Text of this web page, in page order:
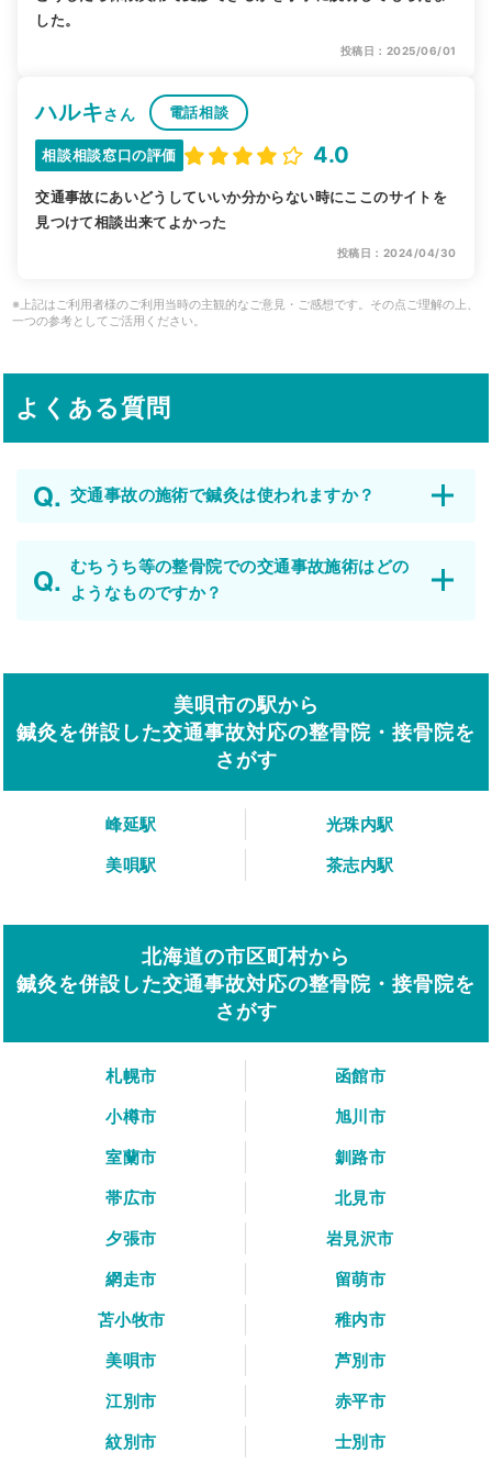
した。
投稿日：2025/06/01
ハルキさん 電話相談
相談相談窓口の評価 4.0
交通事故にあいどうしていいか分からない時にここのサイトを
見つけて相談出来てよかった
投稿日：2024/04/30
※上記はご利用者様のご利用当時の主観的なご意見・ご感想です。その点ご理解の上、
一つの参考としてご活用ください。
よくある質問
交通事故の施術で鍼灸は使われますか？
むちうち等の整骨院での交通事故施術はどの
ようなものですか？
美唄市の駅から
鍼灸を併設した交通事故対応の整骨院・接骨院を
さがす
峰延駅
光珠内駅
美唄駅
茶志内駅
北海道の市区町村から
鍼灸を併設した交通事故対応の整骨院・接骨院を
さがす
札幌市
函館市
小樽市
旭川市
室蘭市
釧路市
帯広市
北見市
夕張市
岩見沢市
網走市
留萌市
苫小牧市
稚内市
美唄市
芦別市
江別市
赤平市
紋別市
士別市